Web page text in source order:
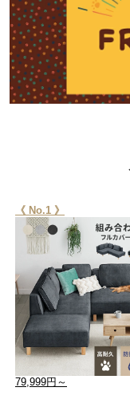
《 No.1 》
79,999円～